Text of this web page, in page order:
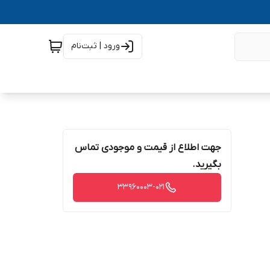
ورود | ثبت‌نام
جهت اطلاع از قیمت و موجودی تماس
بگیرید.
33960003-021